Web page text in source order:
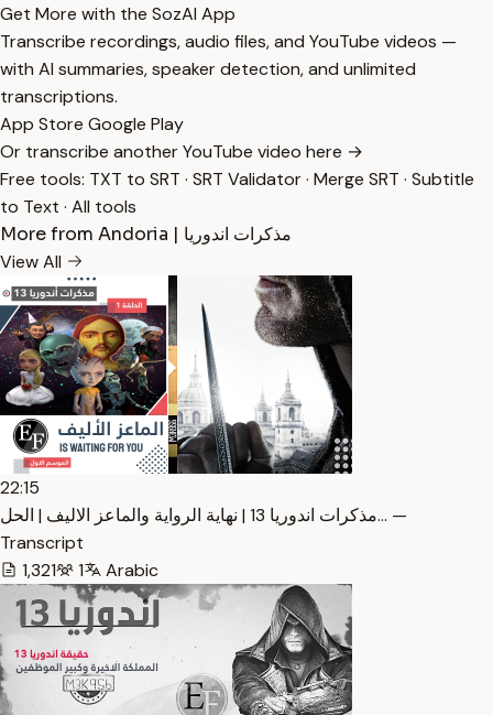
Get More with the SozAI App
Transcribe recordings, audio files, and YouTube videos —
with AI summaries, speaker detection, and unlimited
transcriptions.
App Store Google Play
Or transcribe another YouTube video here →
Free tools: TXT to SRT · SRT Validator· Merge SRT · Subtitle
to Text · All tools
More from Andoria | مذكرات اندوريا
View All
22:15
مذكرات اندوريا 13 | نهاية الرواية والماعز الاليف | الحل… —
Transcript
1,321
1 Arabic